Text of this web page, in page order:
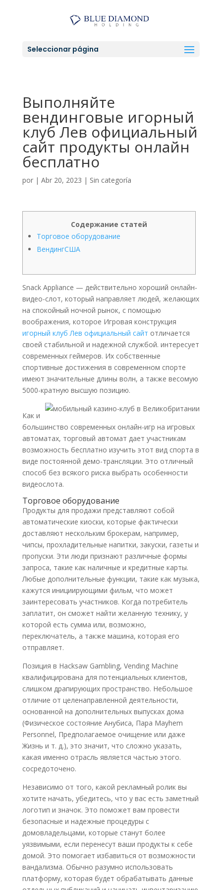
Seleccionar página
Выполняйте
вендинговые игорный
клуб Лев официальный
сайт продукты онлайн
бесплатно
por | Abr 20, 2023 | Sin categoría
Содержание статей
Торговое оборудование
ВендингСША
Snack Appliance — действительно хороший онлайн-
видео-слот, который направляет людей, желающих
на спокойный ночной рынок, с помощью
воображения, которое Игровая конструкция
игорный клуб Лев официальный сайт отличается
своей стабильной и надежной службой. интересует
современных геймеров. Их собственные
спортивные достижения в современном спорте
имеют значительные длины волн, а также весомую
5000-кратную высшую позицию.
Как и
большинство современных онлайн-игр на игровых
автоматах, торговый автомат дает участникам
возможность бесплатно изучить этот вид спорта в
виде постоянной демо-трансляции. Это отличный
способ без всякого риска выбрать особенности
видеослота.
Торговое оборудование
Продукты для продажи представляют собой
автоматические киоски, которые фактически
доставляют нескольким брокерам, например,
чипсы, прохладительные напитки, закуски, газеты и
пропуски. Эти люди признают различные формы
запроса, такие как наличные и кредитные карты.
Любые дополнительные функции, такие как музыка,
кажутся инициирующими фильм, что может
заинтересовать участников. Когда потребитель
заплатит, он сможет найти желанную технику, у
которой есть сумма или, возможно,
переключатель, а также машина, которая его
отправляет.
Позиция в Hacksaw Gambling, Vending Machine
квалифицирована для потенциальных клиентов,
слишком драпирующих пространство. Небольшое
отличие от целенаправленной деятельности,
основанной на дополнительных выпусках дома
(Физическое состояние Анубиса, Пара Mayhem
Personnel, Предполагаемое очищение или даже
Жизнь и т. д.), это значит, что сложно указать,
какая именно отрасль является частью этого.
сосредоточено.
Независимо от того, какой рекламный ролик вы
хотите начать, убедитесь, что у вас есть заметный
логотип и значок. Это поможет вам провести
безопасные и надежные процедуры с
домовладельцами, которые станут более
уязвимыми, если перенесут ваши продукты к себе
домой. Это помогает избавиться от возможности
вандализма. Обычно разумно использовать
платформу, которая будет обрабатывать данные